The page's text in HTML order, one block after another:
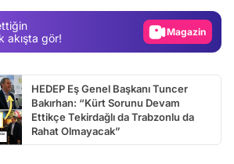
akışta gör!
Video
HEDEP Eş Genel Başkanı Tuncer
Bakırhan: “Kürt Sorunu Devam
Ettikçe Tekirdağlı da Trabzonlu da
Rahat Olmayacak”